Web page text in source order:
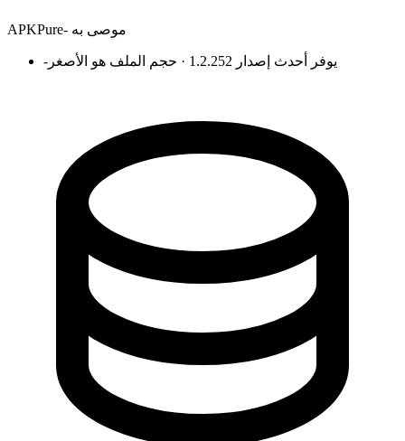
APKPure- موصى به
- يوفر أحدث إصدار 1.2.252 · حجم الملف هو الأصغر